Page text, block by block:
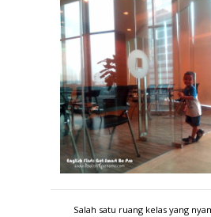
Salah satu ruang kelas yang